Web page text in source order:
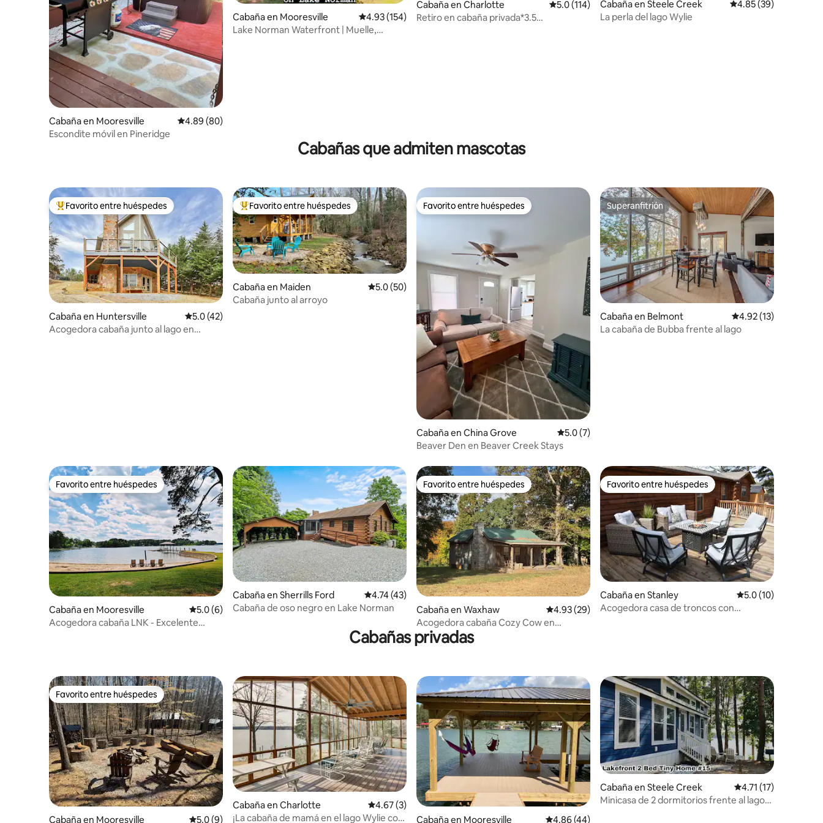
Cabaña en Mooresville Calificación promedio: 4.89 de 5; 80 evaluaciones
4.89 (80)
Escondite móvil en Pineridge
Cabaña en Mooresville Calificación promedio: 4.93 de 5; 154 evaluaciones
4.93 (154)
Lake Norman Waterfront | Muelle,
Cabaña en Charlotte Calificación promedio: 5.0 de 5; 114 evaluaciones
5.0 (114)
Retiro en cabaña privada*3.5
Cabaña en Steele Creek Calificación
4.85 (39)
La perla del lago Wylie
Cabañas que admiten mascotas
De los mejores en Favorito entre huéspedes
Favorito entre huéspedes
Cabaña en Huntersville Calificación promedio: 5.0 de 5; 42 evaluaciones
5.0 (42)
Acogedora cabaña junto al lago en
De los mejores en Favorito entre huéspedes
Favorito entre huéspedes
Cabaña en Maiden Calificación promedio: 5.0 de 5; 50 evaluaciones
5.0 (50)
Cabaña junto al arroyo
Favorito entre huéspedes
Favorito entre huéspedes
Cabaña en China Grove Calificación promedio: 5.0 de 5; 7 evaluaciones
5.0 (7)
Beaver Den en Beaver Creek Stays
Superanfitrión
Superanfitrión
Cabaña en Belmont Calificación
4.92 (13)
La cabaña de Bubba frente al lago
Favorito entre huéspedes
Favorito entre huéspedes
Cabaña en Mooresville Calificación promedio: 5.0 de 5; 6 evaluaciones
5.0 (6)
Acogedora cabaña LNK - Excelente
Cabaña en Sherrills Ford Calificación promedio: 4.74 de 5; 43 evaluaciones
4.74 (43)
Cabaña de oso negro en Lake Norman
Favorito entre huéspedes
Favorito entre huéspedes
Cabaña en Waxhaw Calificación promedio: 4.93 de 5; 29 evaluaciones
4.93 (29)
Acogedora cabaña Cozy Cow en
Waxhaw/Monroe/Wesley
Chapel/Wingate
Favorito entre huéspedes
Favorito entre huéspedes
Cabaña en Stanley Calificación
5.0 (10)
Acogedora casa de troncos con
Cabañas privadas
Favorito entre huéspedes
Favorito entre huéspedes
Cabaña en Mooresville Calificación promedio: 5.0 de 5; 9 evaluaciones
5.0 (9)
Cabaña en Charlotte Calificación promedio: 4.67 de 5; 3 evaluaciones
4.67 (3)
¡La cabaña de mamá en el lago Wylie con
Cabaña en Mooresville Calificación promedio: 4.86 de 5; 44 evaluaciones
4.86 (44)
Cabaña en Steele Creek Calificación
4.71 (17)
Minicasa de 2 dormitorios frente al lago